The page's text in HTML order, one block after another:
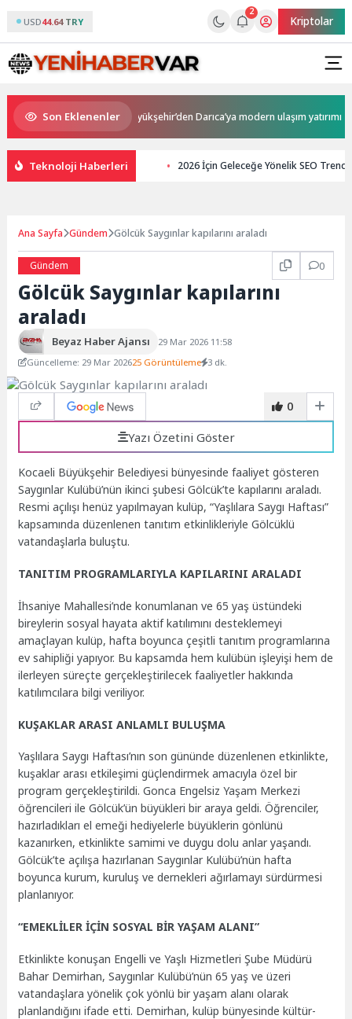
USD44.64 TRY
2
Kriptolar
Son Eklenenler
Yatırıldı Büyükşehir’den Darıca’ya modern ulaşım yatırımı
Teknoloji Haberleri 2026 İçin Geleceğe Yönelik SEO
Ana Sayfa Gündem Gölcük Saygınlar kapılarını araladı
Gündem 0
Gölcük Saygınlar kapılarını
araladı
Beyaz Haber Ajansı
29 Mar 2026 11:58
Güncelleme: 29 Mar 202625 Görüntüleme 3 dk.
0
Yazı Özetini Göster
Kocaeli Büyükşehir Belediyesi bünyesinde faaliyet gösteren
Saygınlar Kulübü’nün ikinci şubesi Gölcük’te kapılarını araladı.
Resmi açılışı henüz yapılmayan kulüp, “Yaşlılara Saygı Haftası”
kapsamında düzenlenen tanıtım etkinlikleriyle Gölcüklü
vatandaşlarla buluştu.
TANITIM PROGRAMLARIYLA KAPILARINI ARALADI
İhsaniye Mahallesi’nde konumlanan ve 65 yaş üstündeki
bireylerin sosyal hayata aktif katılımını desteklemeyi
amaçlayan kulüp, hafta boyunca çeşitli tanıtım programlarına
ev sahipliği yapıyor. Bu kapsamda hem kulübün işleyişi hem de
ilerleyen süreçte gerçekleştirilecek faaliyetler hakkında
katılımcılara bilgi veriliyor.
KUŞAKLAR ARASI ANLAMLI BULUŞMA
Yaşlılara Saygı Haftası’nın son gününde düzenlenen etkinlikte,
kuşaklar arası etkileşimi güçlendirmek amacıyla özel bir
program gerçekleştirildi. Gonca Engelsiz Yaşam Merkezi
öğrencileri ile Gölcük’ün büyükleri bir araya geldi. Öğrenciler,
hazırladıkları el emeği hediyelerle büyüklerin gönlünü
kazanırken, etkinlikte samimi ve duygu dolu anlar yaşandı.
Gölcük’te açılışa hazırlanan Saygınlar Kulübü’nün hafta
boyunca kurum, kuruluş ve dernekleri ağırlamayı sürdürmesi
planlanıyor.
“EMEKLİLER İÇİN SOSYAL BİR YAŞAM ALANI”
Etkinlikte konuşan Engelli ve Yaşlı Hizmetleri Şube Müdürü
Bahar Demirhan, Saygınlar Kulübü’nün 65 yaş ve üzeri
vatandaşlara yönelik çok yönlü bir yaşam alanı olarak
planlandığını ifade etti. Demirhan, kulüp bünyesinde kültür-